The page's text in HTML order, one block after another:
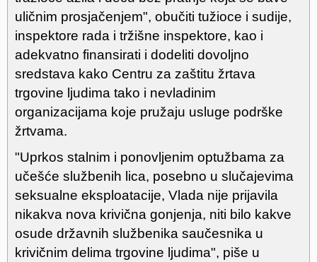
uličnim prosjačenjem", obučiti tužioce i sudije,
inspektore rada i tržišne inspektore, kao i
adekvatno finansirati i dodeliti dovoljno
sredstava kako Centru za zaštitu žrtava
trgovine ljudima tako i nevladinim
organizacijama koje pružaju usluge podrške
žrtvama.
"Uprkos stalnim i ponovljenim optužbama za
učešće službenih lica, posebno u slučajevima
seksualne eksploatacije, Vlada nije prijavila
nikakva nova krivična gonjenja, niti bilo kakve
osude državnih službenika saučesnika u
krivičnim delima trgovine ljudima", piše u